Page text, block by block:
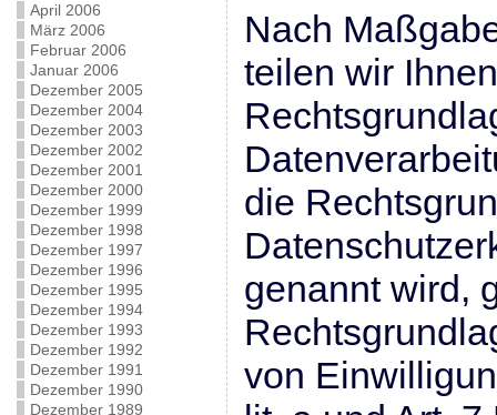
April 2006
März 2006
Februar 2006
Januar 2006
Dezember 2005
Dezember 2004
Dezember 2003
Dezember 2002
Dezember 2001
Dezember 2000
Dezember 1999
Dezember 1998
Dezember 1997
Dezember 1996
Dezember 1995
Dezember 1994
Dezember 1993
Dezember 1992
Dezember 1991
Dezember 1990
Dezember 1989
Nach
teilen wir
die
genannt wird,
von